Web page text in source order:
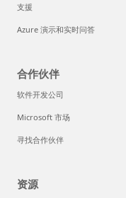
支援
Azure 演示和实时问答
合作伙伴
软件开发公司
Microsoft 市场
寻找合作伙伴
资源